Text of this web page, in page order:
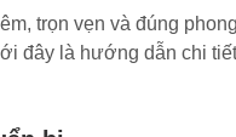
trọn vẹn và đúng
đây là hướng dẫn chi